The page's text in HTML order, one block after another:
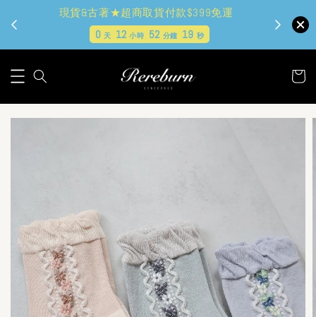
現貨&古著★超商取貨付款$399免運
0天 12小時 52 分鐘 17 秒